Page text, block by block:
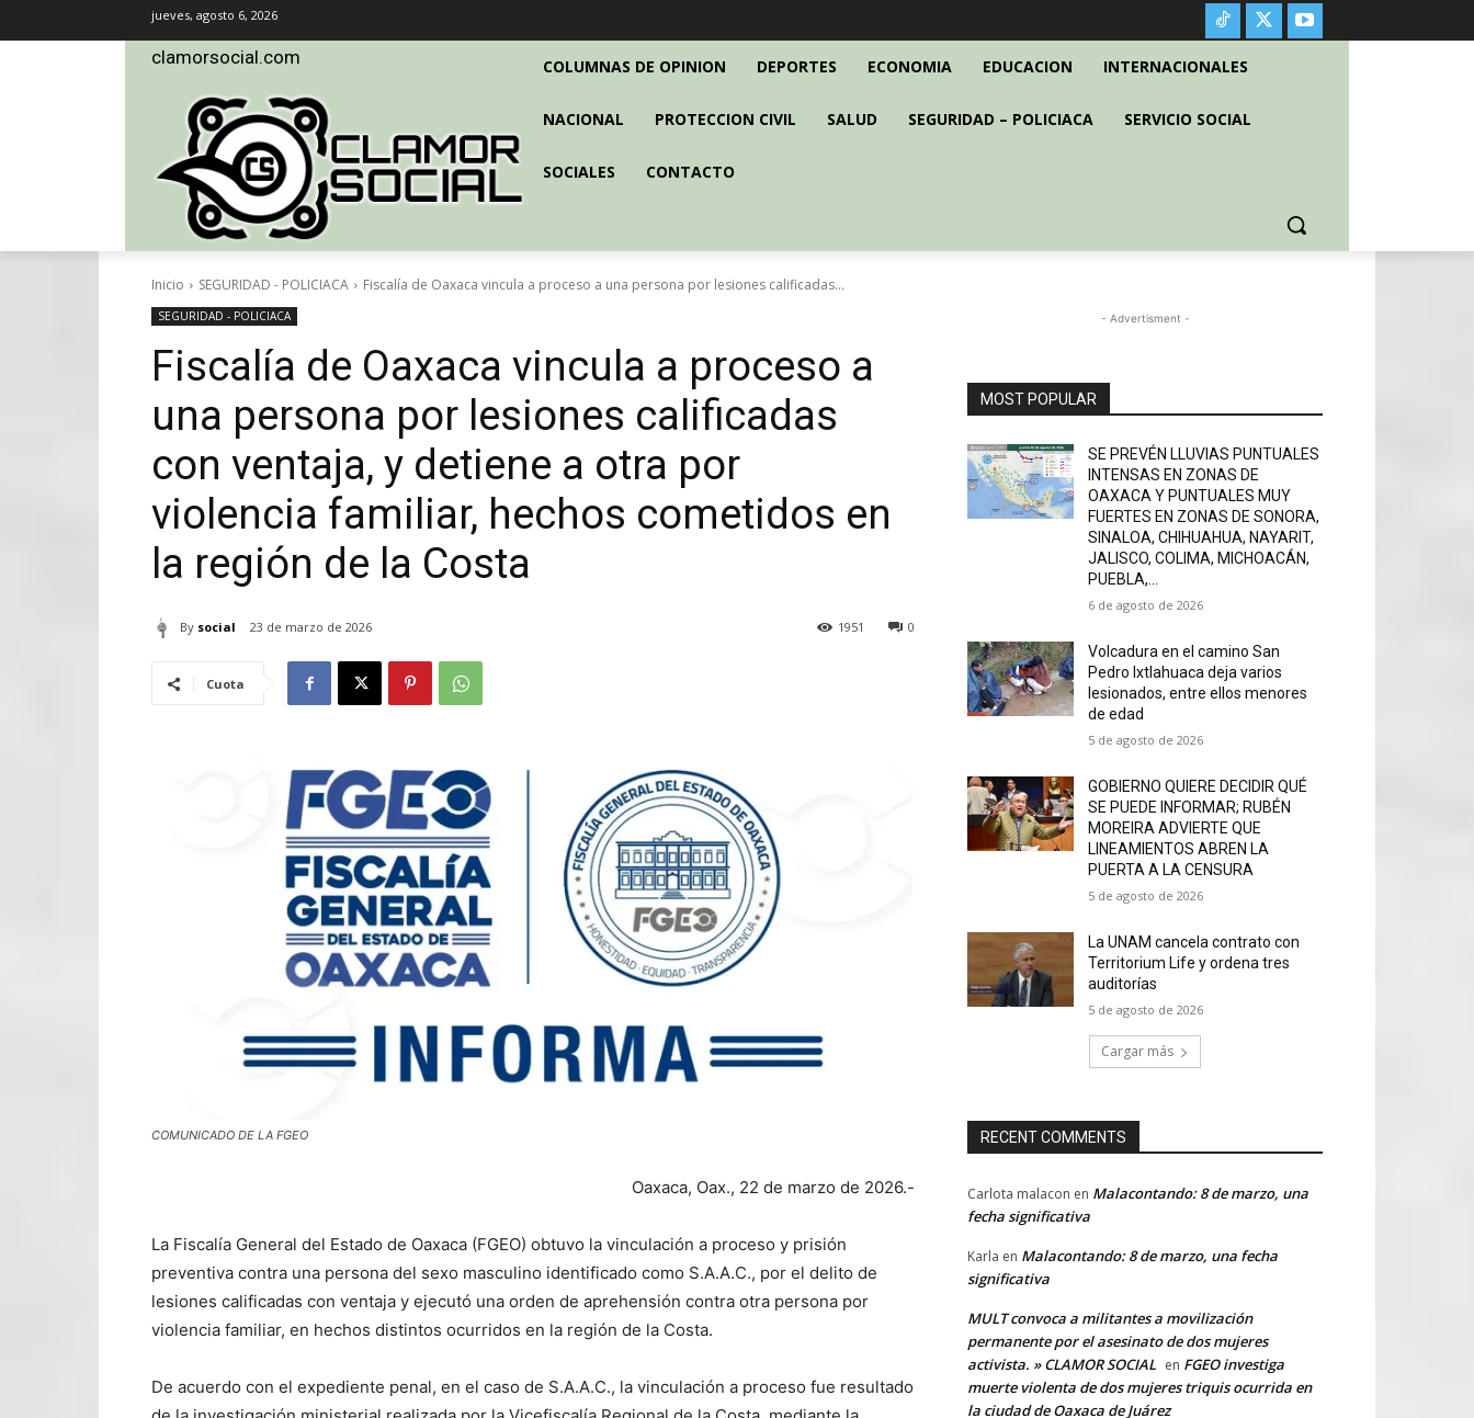
jueves, agosto 6, 2026
clamorsocial.com COLUMNAS DE OPINION DEPORTES ECONOMIA EDUCACION INTERNACIONALES
NACIONAL PROTECCION CIVIL SALUD SEGURIDAD – POLICIACA SERVICIO SOCIAL
SOCIALES CONTACTO
Inicio SEGURIDAD - POLICIACA Fiscalía de Oaxaca vincula a proceso a una persona por lesiones calificadas...
SEGURIDAD - POLICIACA
Fiscalía de Oaxaca vincula a proceso a
una persona por lesiones calificadas
con ventaja, y detiene a otra por
violencia familiar, hechos cometidos en
la región de la Costa
By social 23 de marzo de 2026 0
1951
Cuota
COMUNICADO DE LA FGEO
Oaxaca, Oax., 22 de marzo de 2026.-
La Fiscalía General del Estado de Oaxaca (FGEO) obtuvo la vinculación a proceso y prisión
preventiva contra una persona del sexo masculino identificado como S.A.A.C., por el delito de
lesiones calificadas con ventaja y ejecutó una orden de aprehensión contra otra persona por
violencia familiar, en hechos distintos ocurridos en la región de la Costa.
De acuerdo con el expediente penal, en el caso de S.A.A.C., la vinculación a proceso fue resultado
- Advertisment -
MOST POPULAR
SE PREVÉN LLUVIAS PUNTUALES
INTENSAS EN ZONAS DE
OAXACA Y PUNTUALES MUY
FUERTES EN ZONAS DE SONORA,
SINALOA, CHIHUAHUA, NAYARIT,
JALISCO, COLIMA, MICHOACÁN,
PUEBLA,...
6 de agosto de 2026
Volcadura en el camino San
Pedro Ixtlahuaca deja varios
lesionados, entre ellos menores
de edad
5 de agosto de 2026
GOBIERNO QUIERE DECIDIR QUÉ
SE PUEDE INFORMAR; RUBÉN
MOREIRA ADVIERTE QUE
LINEAMIENTOS ABREN LA
PUERTA A LA CENSURA
5 de agosto de 2026
La UNAM cancela contrato con
Territorium Life y ordena tres
auditorías
5 de agosto de 2026
Cargar más
RECENT COMMENTS
Carlota malacon en Malacontando: 8 de marzo, una
fecha significativa
Karla en Malacontando: 8 de marzo, una fecha
significativa
MULT convoca a militantes a movilización
permanente por el asesinato de dos mujeres
activista. » CLAMOR SOCIAL en FGEO investiga
muerte violenta de dos mujeres triquis ocurrida en
la ciudad de Oaxaca de Juárez